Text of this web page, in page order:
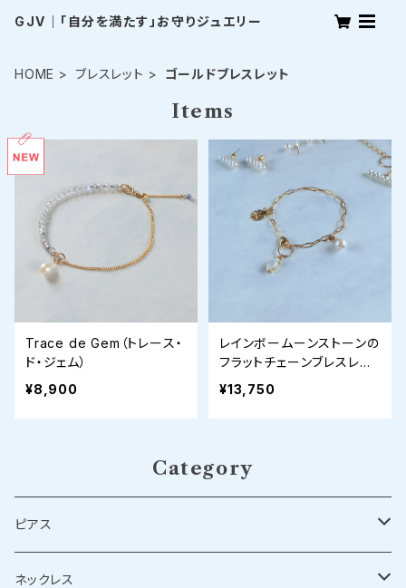
GJV｜「自分を満たす」お守りジュエリー
HOME ブレスレット ゴールドブレスレット
Items
Trace de Gem（トレース・
ド・ジェム）
¥8,900
レインボームーンストーンの
フラットチェーンブレスレッ
ト
¥13,750
Category
ピアス
シルバーピアス
ネックレス